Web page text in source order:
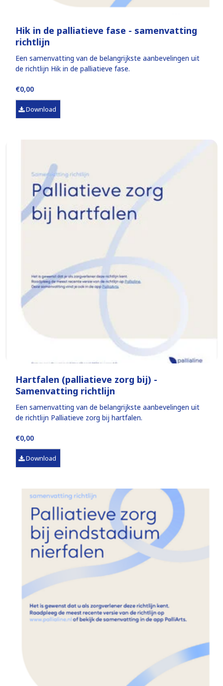
Hik in de palliatieve fase - samenvatting
richtlijn
Een samenvatting van de belangrijkste aanbevelingen uit
de richtlijn Hik in de palliatieve fase.
€0,00
Download
Hartfalen (palliatieve zorg bij) -
Samenvatting richtlijn
Een samenvatting van de belangrijkste aanbevelingen uit
de richtlijn Palliatieve zorg bij hartfalen.
€0,00
Download